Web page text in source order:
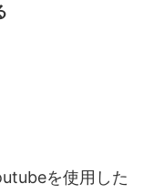
を使用した